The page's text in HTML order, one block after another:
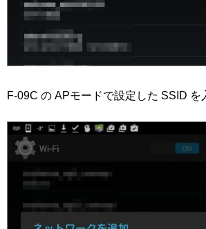
F-09C の APモードで設定した SSID を